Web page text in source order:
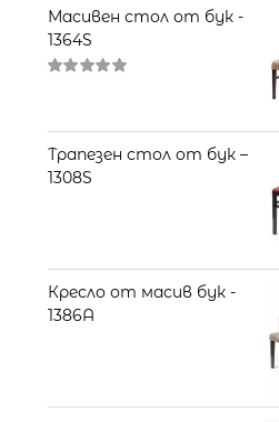
Масивен стол от бук -
1364S
Трапезен стол от бук –
1308S
Кресло от масив бук -
1386A